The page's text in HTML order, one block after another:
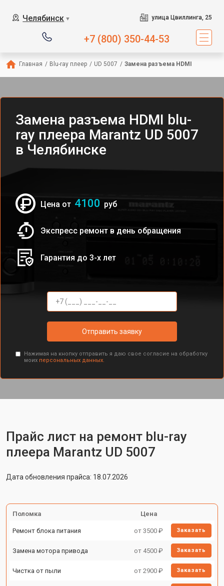
Челябинск ▼ улица Цвиллинга, 25
+7 (800) 350-44-53
Главная / Blu-ray плеер / UD 5007 / Замена разъема HDMI
Замена разъема HDMI blu-
ray плеера Marantz UD 5007
в Челябинске
Цена от 4100 руб
Экспресс ремонт в день обращения
Гарантия до 3-х лет
Отправить заявку
Нажимая на кнопку отправить я даю свое согласие на обработку
моих персональных данных.
Прайс лист на ремонт blu-ray
плеера Marantz UD 5007
Дата обновления прайса: 18.07.2026
Поломка Цена
Ремонт блока питания от 3500 ₽ Заказать
Замена мотора привода от 4500 ₽ Заказать
Чистка от пыли от 2900 ₽ Заказать